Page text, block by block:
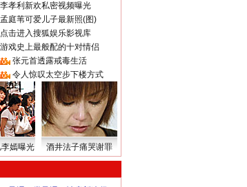
李孝利新欢私密视频曝光
孟庭苇可爱儿子最新照(图)
点击进入搜狐娱乐影视库
游戏史上最般配的十对情侣
张元首透露戒毒生活
令人惊叹太空步下楼方式
嫣曝光 酒井法子痛哭谢罪